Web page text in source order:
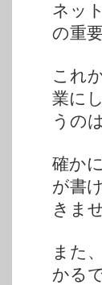
ネッ
の重
これ
業に
うの
確か
が書
きま
また
かる